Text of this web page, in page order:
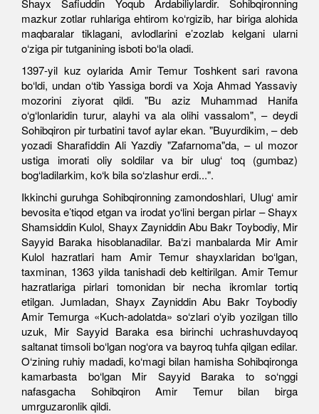
Shayx Safiuddin Yoqub Ardabiliylardir. Sohibqironning
mazkur zotlar ruhlariga ehtirom ko‘rgizib, har biriga alohida
maqbaralar tiklagani, avlodlarini e’zozlab kelgani ularni
o‘ziga pir tutganining isboti bo‘la oladi.
1397-yil kuz oylarida Amir Temur Toshkent sari ravona
bo‘ldi, undan o‘tib Yassiga bordi va Xoja Ahmad Yassaviy
mozorini ziyorat qildi. "Bu aziz Muhammad Hanifa
o‘g‘lonlaridin turur, alayhi va ala olihi vassalom", – deydi
Sohibqiron pir turbatini tavof aylar ekan. "Buyurdikim, – deb
yozadi Sharafiddin Ali Yazdiy "Zafarnoma"da, – ul mozor
ustiga imorati oliy soldilar va bir ulug‘ toq (gumbaz)
bog‘ladilarkim, ko‘k bila so‘zlashur erdi...".
Ikkinchi guruhga Sohibqironning zamondoshlari, Ulug‘ amir
bevosita e’tiqod etgan va irodat yo‘lini bergan pirlar – Shayx
Shamsiddin Kulol, Shayx Zayniddin Abu Bakr Toybodiy, Mir
Sayyid Baraka hisoblanadilar. Ba‘zi manbalarda Mir Amir
Kulol hazratlari ham Amir Temur shayxlaridan bo‘lgan,
taxminan, 1363 yilda tanishadi deb keltirilgan. Amir Temur
hazratlariga pirlari tomonidan bir necha ikromlar tortiq
etilgan. Jumladan, Shayx Zayniddin Abu Bakr Toybodiy
Amir Temurga «Kuch-adolatda» so‘zlari o‘yib yozilgan tillo
uzuk, Mir Sayyid Baraka esa birinchi uchrashuvdayoq
saltanat timsoli bo‘lgan nog‘ora va bayroq tuhfa qilgan edilar.
O‘zining ruhiy madadi, ko‘magi bilan hamisha Sohibqironga
kamarbasta bo‘lgan Mir Sayyid Baraka to so‘nggi
nafasgacha Sohibqiron Amir Temur bilan birga
umrguzaronlik qildi.